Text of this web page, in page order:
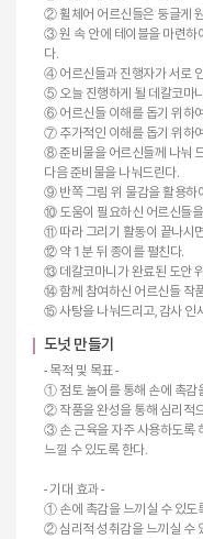
② 휠체어 어르신들은 둥글게
③ 원 속 안에 테이블을 마련하
다.
④ 어르신들과 진행자가 서로
⑤ 오늘 진행하게 될 데칼코마
⑥ 어르신들 이해를 돕기 위하
⑦ 추가적인 이해를 돕기 위하
⑧ 준비물을 어르신들께 나눠
다음 준비물을 나눠드린다.
⑨ 반쪽 그림 위 물감을 활용하
⑩ 도움이 필요하신 어르신들
⑪ 따라 그리기 활동이 끝나시
⑫ 약 1분 뒤 종이를 펼친다.
⑬ 데칼코마니가 완료된 도안
⑭ 함께 참여하신 어르신들 작
⑮ 사탕을 나눠드리고, 감사 인
도넛 만들기
- 목적 및 목표 -
① 점토 놀이를 통해 손에 촉감
② 작품을 완성을 통해 심리적
③ 손 근육을 자주 사용하도록
느낄 수 있도록 한다.
- 기대 효과 -
① 손에 촉감을 느끼실 수 있도
② 심리적 성취감을 느끼실 수